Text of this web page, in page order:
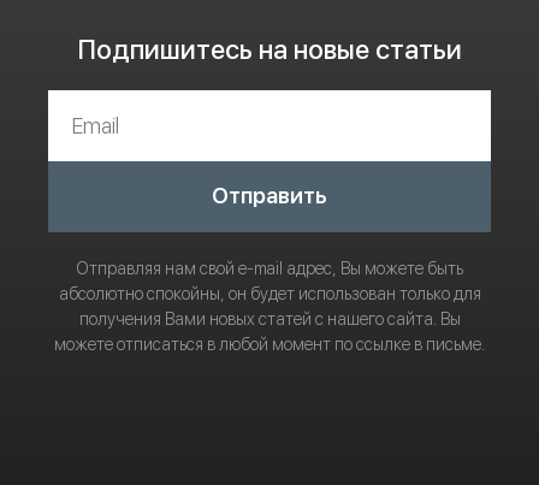
Подпишитесь на новые статьи
Отправить
Отправляя нам свой e-mail адрес, Вы можете быть
абсолютно спокойны, он будет использован только для
получения Вами новых статей с нашего сайта. Вы
можете отписаться в любой момент по ссылке в письме.